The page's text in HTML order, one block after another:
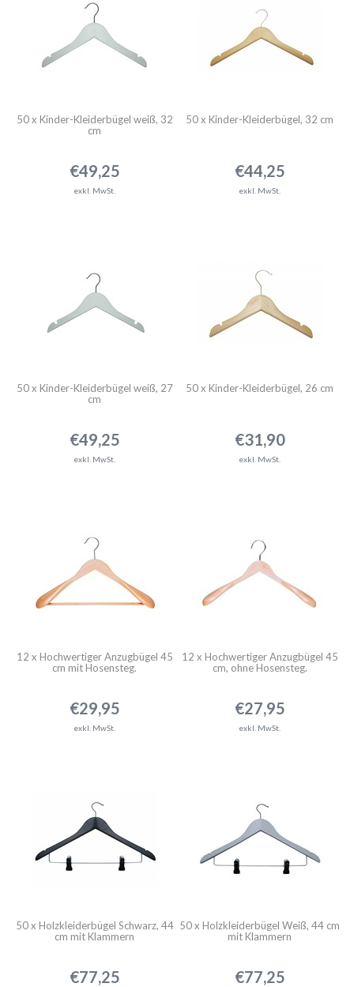
50 x Kinder-Kleiderbügel weiß, 32
cm
€49,25
exkl. MwSt.
50 x Kinder-Kleiderbügel, 32 cm
€44,25
exkl. MwSt.
50 x Kinder-Kleiderbügel weiß, 27
cm
€49,25
exkl. MwSt.
50 x Kinder-Kleiderbügel, 26 cm
€31,90
exkl. MwSt.
12 x Hochwertiger Anzugbügel 45
cm mit Hosensteg.
€29,95
exkl. MwSt.
12 x Hochwertiger Anzugbügel 45
cm, ohne Hosensteg.
€27,95
exkl. MwSt.
50 x Holzkleiderbügel Schwarz, 44
cm mit Klammern
€77,25
50 x Holzkleiderbügel Weiß, 44 cm
mit Klammern
€77,25